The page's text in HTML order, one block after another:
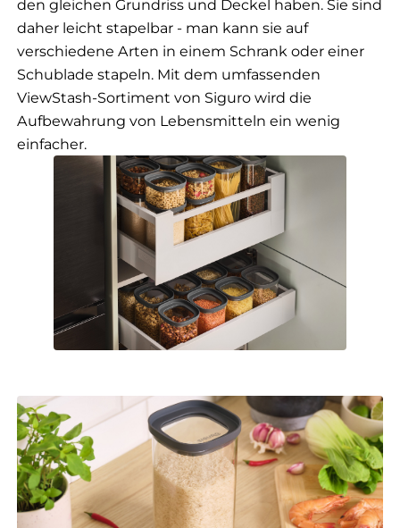
den gleichen Grundriss und Deckel haben. Sie sind
daher leicht stapelbar - man kann sie auf
verschiedene Arten in einem Schrank oder einer
Schublade stapeln. Mit dem umfassenden
ViewStash-Sortiment von Siguro wird die
Aufbewahrung von Lebensmitteln ein wenig
einfacher.